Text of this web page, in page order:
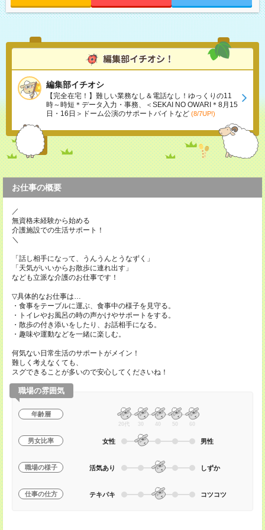
編集部イチオシ
【完全在宅！】難しい業務なし＆電話なし！ゆっくりの11
時～時短＊データ入力・事務、＜SEKAI NO OWARI＊8月15
日・16日＞ドーム公演のサポートバイトなど (8/7UP!)
お仕事の概要
／
無資格未経験から始める
介護施設での生活サポート！
＼
「話し相手になって、うんうんとうなずく」
「天気がいいからお散歩に連れ出す」
なども立派な介護のお仕事です！
▽具体的なお仕事は…
・食事をテーブルに運ぶ、食事中の様子を見守る。
・トイレやお風呂の時の声かけやサポートをする。
・散歩の付き添いをしたり、お話相手になる。
・趣味や運動などを一緒に楽しむ。
何気ない日常生活のサポートがメイン！
難しく考えなくても、
スグできることが多いので安心してくださいね！
職場の雰囲気
年齢層
20代 30 40 50 60
男女比率 女性 男性
職場の様子 活気あり しずか
仕事の仕方 テキパキ コツコツ